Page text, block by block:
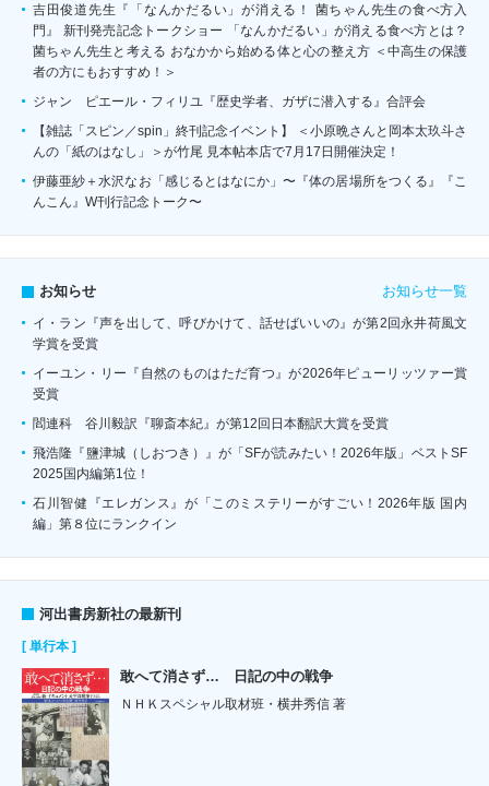
吉田俊道先生『「なんかだるい」が消える！ 菌ちゃん先生の食べ方入
門』 新刊発売記念トークショー 「なんかだるい」が消える食べ方とは？
菌ちゃん先生と考える おなかから始める体と心の整え方 ＜中高生の保護
者の方にもおすすめ！＞
ジャン゠ピエール・フィリユ『歴史学者、ガザに潜入する』合評会
【雑誌「スピン／spin」終刊記念イベント】 ＜小原晩さんと岡本太玖斗さ
んの「紙のはなし」＞が竹尾 見本帖本店で7月17日開催決定！
伊藤亜紗＋水沢なお「感じるとはなにか」〜『体の居場所をつくる』『こ
んこん』W刊行記念トーク〜
お知らせ お知らせ一覧
イ・ラン『声を出して、呼びかけて、話せばいいの』が第2回永井荷風文
学賞を受賞
イーユン・リー『自然のものはただ育つ』が2026年ピューリッツァー賞
受賞
閻連科 谷川毅訳『聊斎本紀』が第12回日本翻訳大賞を受賞
飛浩隆『鹽津城（しおつき）』が「SFが読みたい！2026年版」ベストSF
2025国内編第1位！
石川智健『エレガンス』が「このミステリーがすごい！2026年版 国内
編」第８位にランクイン
河出書房新社の最新刊
[ 単行本 ]
敢へて消さず… 日記の中の戦争
ＮＨＫスペシャル取材班・横井秀信 著